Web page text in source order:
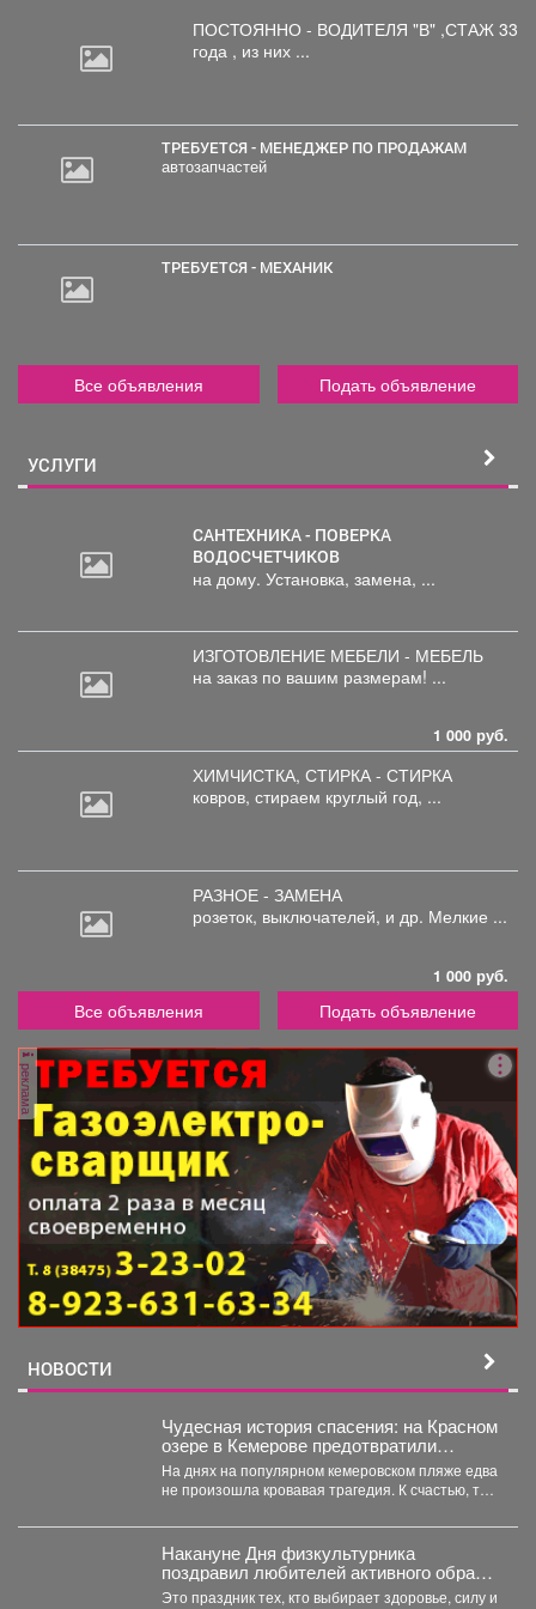
ПОСТОЯННО - ВОДИТЕЛЯ "В" ,СТАЖ 33
года , из них ...
ТРЕБУЕТСЯ - МЕНЕДЖЕР ПО ПРОДАЖАМ
автозапчастей
ТРЕБУЕТСЯ - МЕХАНИК
Все объявления Подать объявление
УСЛУГИ
САНТЕХНИКА - ПОВЕРКА
ВОДОСЧЕТЧИКОВ
на дому. Установка, замена, ...
ИЗГОТОВЛЕНИЕ МЕБЕЛИ - МЕБЕЛЬ
на заказ по вашим размерам! ...
1 000 руб.
ХИМЧИСТКА, СТИРКА - СТИРКА
ковров, стираем круглый год, ...
РАЗНОЕ - ЗАМЕНА
розеток, выключателей, и др. Мелкие ...
1 000 руб.
Все объявления Подать объявление
реклама
НОВОСТИ
Чудесная история спасения: на Красном
озере в Кемерове предотвратили
трагедию
На днях на популярном кемеровском пляже едва
не произошла кровавая трагедия. К счастью, там
Накануне Дня физкультурника
поздравил любителей активного образа
жизни!
Это праздник тех, кто выбирает здоровье, силу и